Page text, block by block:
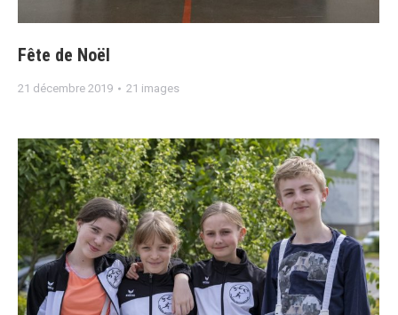
Fête de Noël
21 décembre 2019 21 images